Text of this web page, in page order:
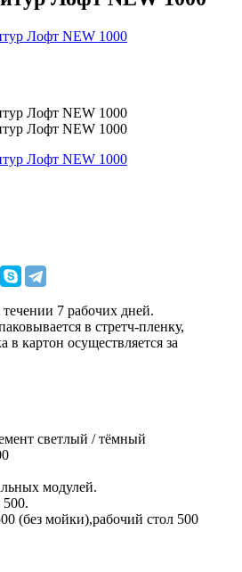
течении 7 рабочих дней.
в стретч-пленку,
в картон осуществляется за
светлый / тёмный
модулей.
(без мойки),рабочий стол 500